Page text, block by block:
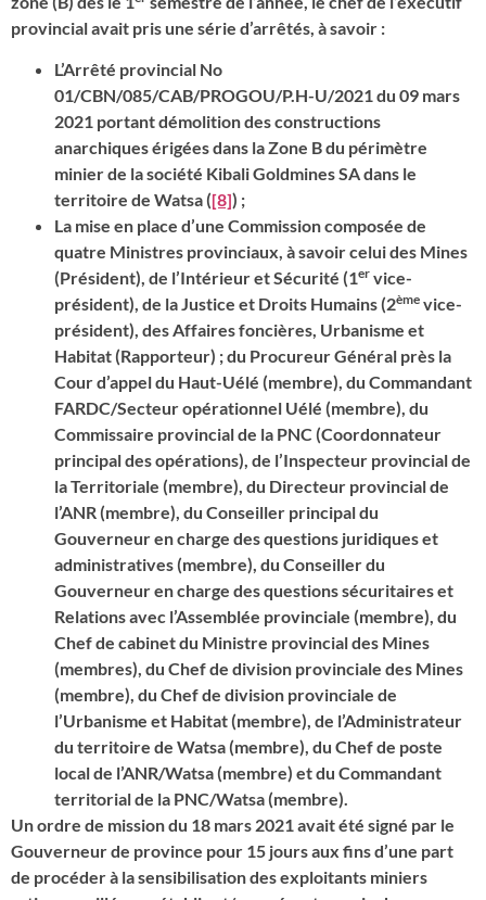
provincial avait pris une série d’arrêtés, à savoir :
L’Arrêté provincial No
01/CBN/085/CAB/PROGOU/P.H-U/2021 du 09 mars
2021 portant démolition des constructions
anarchiques érigées dans la Zone B du périmètre
minier de la société Kibali Goldmines SA dans le
territoire de Watsa ([8]) ;
La mise en place d’une Commission composée de
quatre Ministres provinciaux, à savoir celui des Mines
(Président), de l’Intérieur et Sécurité (1er vice-
président), de la Justice et Droits Humains (2ème vice-
président), des Affaires foncières, Urbanisme et
Habitat (Rapporteur) ; du Procureur Général près la
Cour d’appel du Haut-Uélé (membre), du Commandant
FARDC/Secteur opérationnel Uélé (membre), du
Commissaire provincial de la PNC (Coordonnateur
principal des opérations), de l’Inspecteur provincial de
la Territoriale (membre), du Directeur provincial de
l’ANR (membre), du Conseiller principal du
Gouverneur en charge des questions juridiques et
administratives (membre), du Conseiller du
Gouverneur en charge des questions sécuritaires et
Relations avec l’Assemblée provinciale (membre), du
Chef de cabinet du Ministre provincial des Mines
(membres), du Chef de division provinciale des Mines
(membre), du Chef de division provinciale de
l’Urbanisme et Habitat (membre), de l’Administrateur
du territoire de Watsa (membre), du Chef de poste
local de l’ANR/Watsa (membre) et du Commandant
territorial de la PNC/Watsa (membre).
Un ordre de mission du 18 mars 2021 avait été signé par le
Gouverneur de province pour 15 jours aux fins d’une part
de procéder à la sensibilisation des exploitants miniers